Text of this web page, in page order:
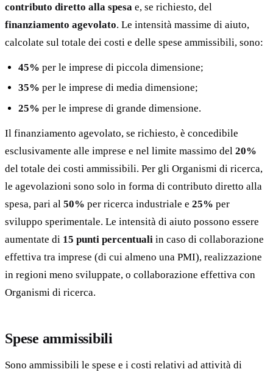
contributo diretto alla spesa e, se richiesto, del
finanziamento agevolato. Le intensità massime di aiuto,
calcolate sul totale dei costi e delle spese ammissibili, sono:
45% per le imprese di piccola dimensione;
35% per le imprese di media dimensione;
25% per le imprese di grande dimensione.
Il finanziamento agevolato, se richiesto, è concedibile
esclusivamente alle imprese e nel limite massimo del 20%
del totale dei costi ammissibili. Per gli Organismi di ricerca,
le agevolazioni sono solo in forma di contributo diretto alla
spesa, pari al 50% per ricerca industriale e 25% per
sviluppo sperimentale. Le intensità di aiuto possono essere
aumentate di 15 punti percentuali in caso di collaborazione
effettiva tra imprese (di cui almeno una PMI), realizzazione
in regioni meno sviluppate, o collaborazione effettiva con
Organismi di ricerca.
Spese ammissibili
Sono ammissibili le spese e i costi relativi ad attività di